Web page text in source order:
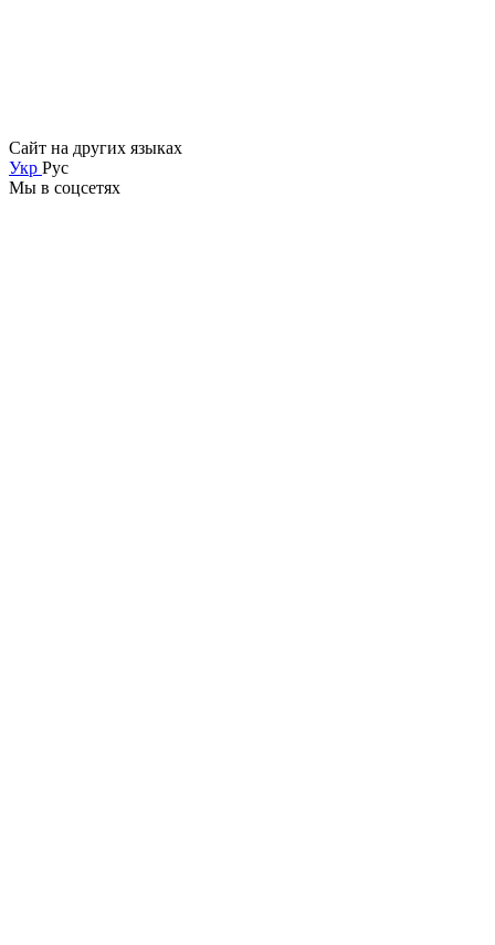
Сайт на других языках
Укр Рус
Мы в соцсетях